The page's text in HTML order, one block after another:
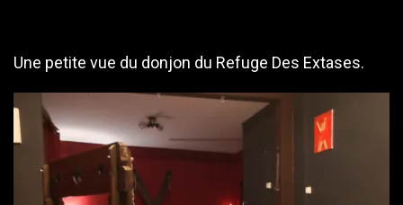
Une petite vue du donjon du Refuge Des Extases.